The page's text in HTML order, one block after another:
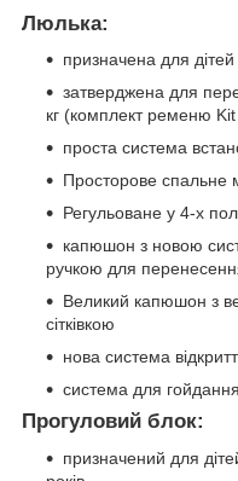
Люлька:
призначена для
затверджена для
кг (комплект ременю
проста система
Просторове спальне
Регульоване у 4-х
капюшон з новою
ручкою для
Великий капюшон з
сітківкою
нова система
система для
Прогуловий блок:
призначений для